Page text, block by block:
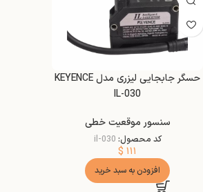
حسگر جابجایی لیزری مدل KEYENCE
IL-030
سنسور موقعیت خطی
کد محصول: il-030
$ ۱۱۱
افزودن به سبد خرید